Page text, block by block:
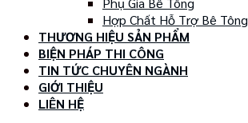
Hợp Chất Hỗ Trợ Bê Tông
THƯƠNG HIỆU SẢN PHẨM
BIỆN PHÁP THI CÔNG
TIN TỨC CHUYÊN NGÀNH
GIỚI THIỆU
LIÊN HỆ